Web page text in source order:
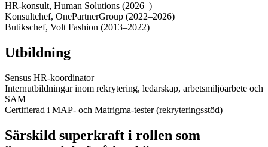
HR-konsult, Human Solutions (2026–)
Konsultchef, OnePartnerGroup (2022–2026)
Butikschef, Volt Fashion (2013–2022)
Utbildning
Sensus HR-koordinator
Internutbildningar inom rekrytering, ledarskap, arbetsmiljöarbete och
SAM
Certifierad i MAP- och Matrigma-tester (rekryteringsstöd)
Särskild superkraft i rollen som